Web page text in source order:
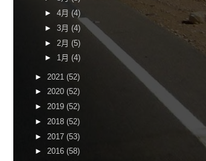
► 4月 (4)
► 3月 (4)
► 2月 (5)
► 1月 (4)
► 2021 (52)
► 2020 (52)
► 2019 (52)
► 2018 (52)
► 2017 (53)
► 2016 (58)